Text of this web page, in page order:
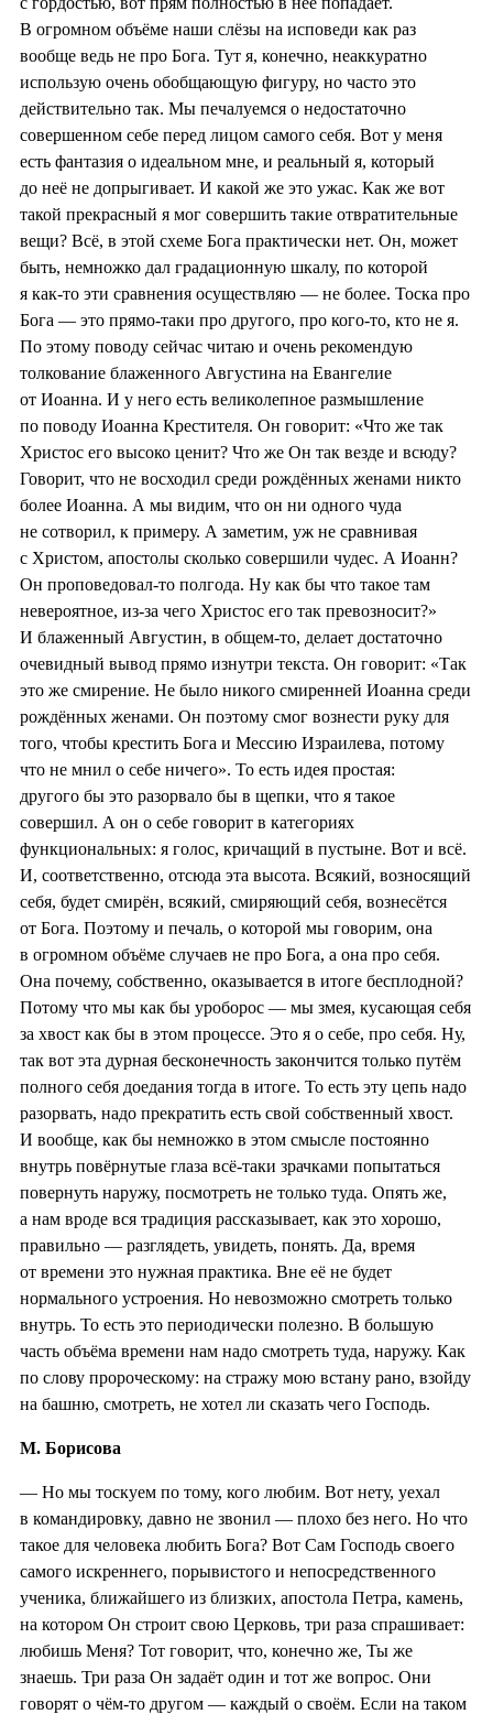
В огромном объёме наши слёзы на исповеди как раз
вообще ведь не про Бога. Тут я, конечно, неаккуратно
использую очень обобщающую фигуру, но часто это
действительно так. Мы печалуемся о недостаточно
совершенном себе перед лицом самого себя. Вот у меня
есть фантазия о идеальном мне, и реальный я, который
до неё не допрыгивает. И какой же это ужас. Как же вот
такой прекрасный я мог совершить такие отвратительные
вещи? Всё, в этой схеме Бога практически нет. Он, может
быть, немножко дал градационную шкалу, по которой
я как-то эти сравнения осуществляю — не более. Тоска про
Бога — это прямо-таки про другого, про кого-то, кто не я.
По этому поводу сейчас читаю и очень рекомендую
толкование блаженного Августина на Евангелие
от Иоанна. И у него есть великолепное размышление
по поводу Иоанна Крестителя. Он говорит: «Что же так
Христос его высоко ценит? Что же Он так везде и всюду?
Говорит, что не восходил среди рождённых женами никто
более Иоанна. А мы видим, что он ни одного чуда
не сотворил, к примеру. А заметим, уж не сравнивая
с Христом, апостолы сколько совершили чудес. А Иоанн?
Он проповедовал-то полгода. Ну как бы что такое там
невероятное, из-за чего Христос его так превозносит?»
И блаженный Августин, в общем-то, делает достаточно
очевидный вывод прямо изнутри текста. Он говорит: «Так
это же смирение. Не было никого смиренней Иоанна среди
рождённых женами. Он поэтому смог вознести руку для
того, чтобы крестить Бога и Мессию Израилева, потому
что не мнил о себе ничего». То есть идея простая:
другого бы это разорвало бы в щепки, что я такое
совершил. А он о себе говорит в категориях
функциональных: я голос, кричащий в пустыне. Вот и всё.
И, соответственно, отсюда эта высота. Всякий, возносящий
себя, будет смирён, всякий, смиряющий себя, вознесётся
от Бога. Поэтому и печаль, о которой мы говорим, она
в огромном объёме случаев не про Бога, а она про себя.
Она почему, собственно, оказывается в итоге бесплодной?
Потому что мы как бы уроборос — мы змея, кусающая себя
за хвост как бы в этом процессе. Это я о себе, про себя. Ну,
так вот эта дурная бесконечность закончится только путём
полного себя доедания тогда в итоге. То есть эту цепь надо
разорвать, надо прекратить есть свой собственный хвост.
И вообще, как бы немножко в этом смысле постоянно
внутрь повёрнутые глаза всё-таки зрачками попытаться
повернуть наружу, посмотреть не только туда. Опять же,
а нам вроде вся традиция рассказывает, как это хорошо,
правильно — разглядеть, увидеть, понять. Да, время
от времени это нужная практика. Вне её не будет
нормального устроения. Но невозможно смотреть только
внутрь. То есть это периодически полезно. В большую
часть объёма времени нам надо смотреть туда, наружу. Как
по слову пророческому: на стражу мою встану рано, взойду
на башню, смотреть, не хотел ли сказать чего Господь.
М. Борисова
— Но мы тоскуем по тому, кого любим. Вот нету, уехал
в командировку, давно не звонил — плохо без него. Но что
такое для человека любить Бога? Вот Сам Господь своего
самого искреннего, порывистого и непосредственного
ученика, ближайшего из близких, апостола Петра, камень,
на котором Он строит свою Церковь, три раза спрашивает:
любишь Меня? Тот говорит, что, конечно же, Ты же
знаешь. Три раза Он задаёт один и тот же вопрос. Они
говорят о чём-то другом — каждый о своём. Если на таком